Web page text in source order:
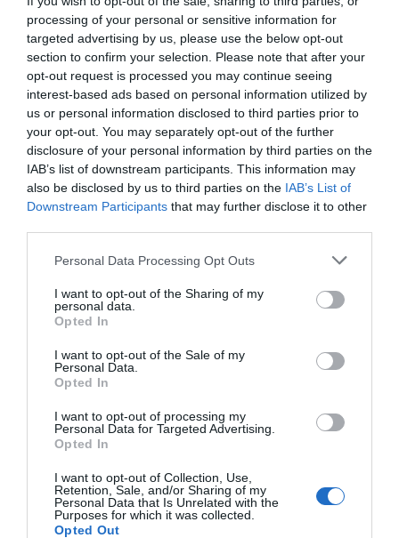
processing of your personal or sensitive information for
targeted advertising by us, please use the below opt-out
section to confirm your selection. Please note that after your
opt-out request is processed you may continue seeing
interest-based ads based on personal information utilized by
us or personal information disclosed to third parties prior to
your opt-out. You may separately opt-out of the further
disclosure of your personal information by third parties on the
IAB’s list of downstream participants. This information may
also be disclosed by us to third parties on the IAB’s List of
Downstream Participants that may further disclose it to other
Personal Data Processing Opt Outs
I want to opt-out of the Sharing of my
personal data.
Opted In
I want to opt-out of the Sale of my
Personal Data.
Opted In
I want to opt-out of processing my
Personal Data for Targeted Advertising.
Opted In
I want to opt-out of Collection, Use,
Retention, Sale, and/or Sharing of my
Personal Data that Is Unrelated with the
Purposes for which it was collected.
Opted Out
Circuito del Jaramay elCircuito de Navarra
cierra así la primera parte de la temporada antes de
retomar la competición enMonteblanco y regresar al
Jarama en otoño.
Programa del fin de semana
sábadoestará dedicado a los entrenamientos
colectivos previos, y el programa se completará con
las tandas abiertas organizadas por All Squad.
domingoarrancará con los entrenamientos
cronometrados y, a partir de las11:20 horas
, darán
comienzo las dos carreras de cada categoría, que
culminarán a las15:05 horas , con un total deseis